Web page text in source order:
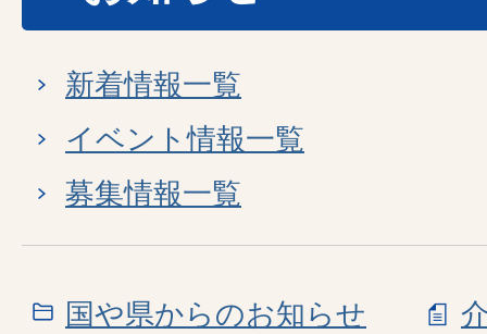
新着情報一覧
イベント情報一覧
募集情報一覧
国や県からのお知らせ